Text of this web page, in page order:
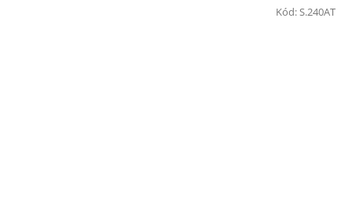
Kód: S.240AT